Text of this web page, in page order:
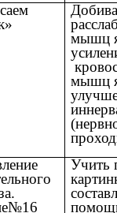
мышц
мышц
Учить